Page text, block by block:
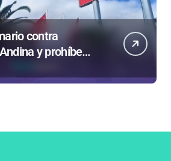
contra
y prohíbe